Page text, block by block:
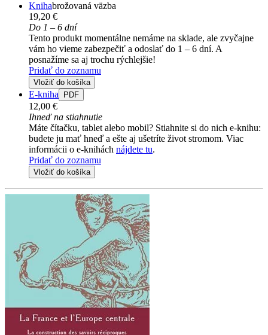
Knihabrožovaná väzba
19,20 €
Do 1 – 6 dní
Tento produkt momentálne nemáme na sklade, ale zvyčajne
vám ho vieme zabezpečiť a odoslať do 1 – 6 dní. A
posnažíme sa aj trochu rýchlejšie!
Pridať do zoznamu
Vložiť do košíka
E-kniha PDF
12,00 €
Ihneď na stiahnutie
Máte čítačku, tablet alebo mobil? Stiahnite si do nich e-knihu:
budete ju mať hneď a ešte aj ušetríte život stromom. Viac
informácii o e-knihách nájdete tu.
Pridať do zoznamu
Vložiť do košíka